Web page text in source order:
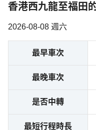
香港西九龍至福田
2026-08-08 週六
最早車次
最晚車次
是否中轉
最短行程時長